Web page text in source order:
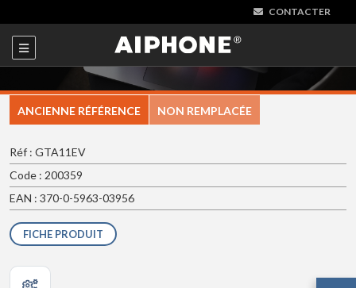
CONTACTER
ANCIENNE RÉFÉRENCE NON REMPLACÉE
Réf : GTA11EV
Code : 200359
EAN : 370-0-5963-03956
FICHE PRODUIT